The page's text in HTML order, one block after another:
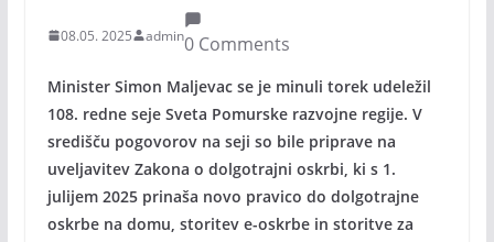
08.05. 2025 admin0 Comments
Minister Simon Maljevac se je minuli torek udeležil
108. redne seje Sveta Pomurske razvojne regije. V
središču pogovorov na seji so bile priprave na
uveljavitev Zakona o dolgotrajni oskrbi, ki s 1.
julijem 2025 prinaša novo pravico do dolgotrajne
oskrbe na domu, storitev e-oskrbe in storitve za